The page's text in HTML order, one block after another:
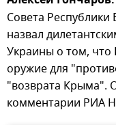
Совета
назвал
Украины о том, что
оружие для
"возврата Крыма".
комментарии РИА